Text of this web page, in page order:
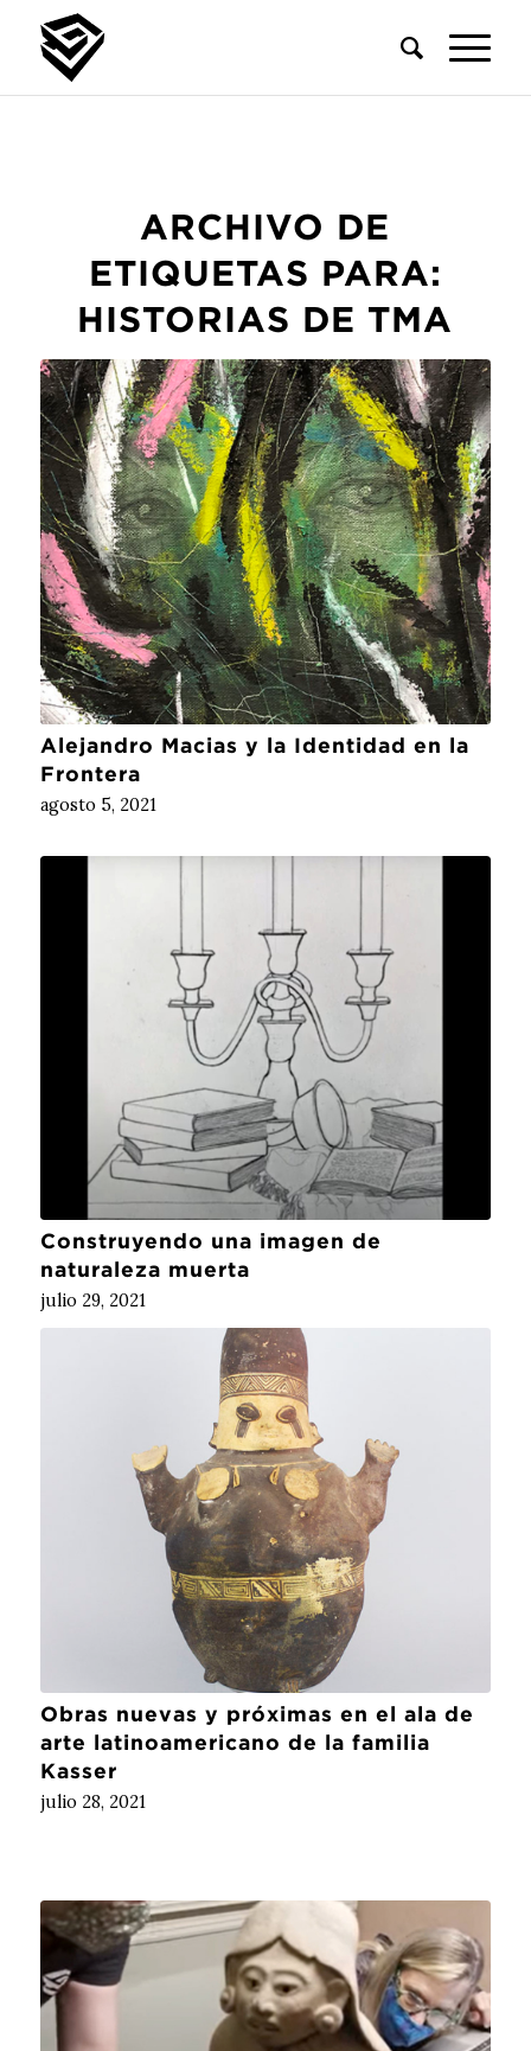
ARCHIVO DE
ETIQUETAS PARA:
HISTORIAS DE TMA
Alejandro Macias y la Identidad en la
Frontera
agosto 5, 2021
Construyendo una imagen de
naturaleza muerta
julio 29, 2021
Obras nuevas y próximas en el ala de
arte latinoamericano de la familia
Kasser
julio 28, 2021